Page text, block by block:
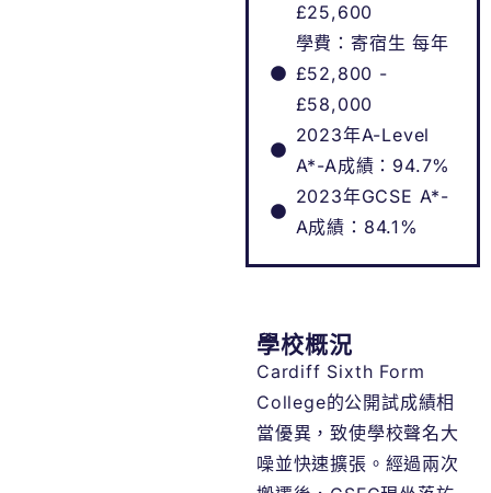
£25,600
學費：寄宿生 每年
£52,800 -
£58,000
2023年A-Level
A*-A成績：94.7%
2023年GCSE A*-
A成績：84.1%
學校概況
Cardiff Sixth Form
College的公開試成績相
當優異，致使學校聲名大
噪並快速擴張。經過兩次